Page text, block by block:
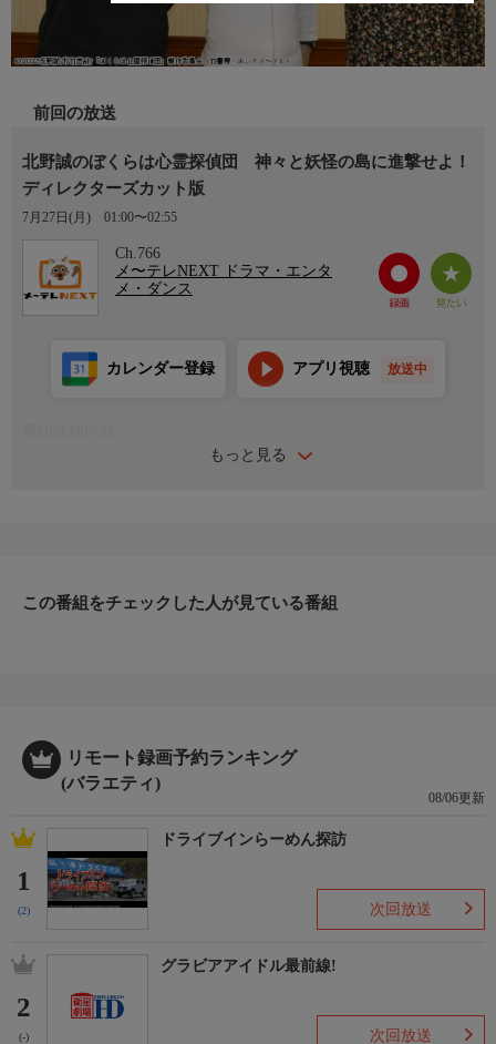
前回の放送
北野誠のぼくらは心霊探偵団 神々と妖怪の島に進撃せよ！
ディレクターズカット版
7月27日(月) 01:00〜02:55
Ch.766
メ〜テレNEXT ドラマ・エンタ
メ・ダンス
もっと見る
カレンダー登録 アプリ視聴 放送中
原タニシ（事故物件住みます芸人）、桜井館長（怪談図書館主
この番組をチェックした人が見ている番組
リモート録画予約ランキング
(バラエティ)
08/06更新
1
(2)
ドライブインらーめん探訪
次回放送
2
(-)
グラビアアイドル最前線!
次回放送